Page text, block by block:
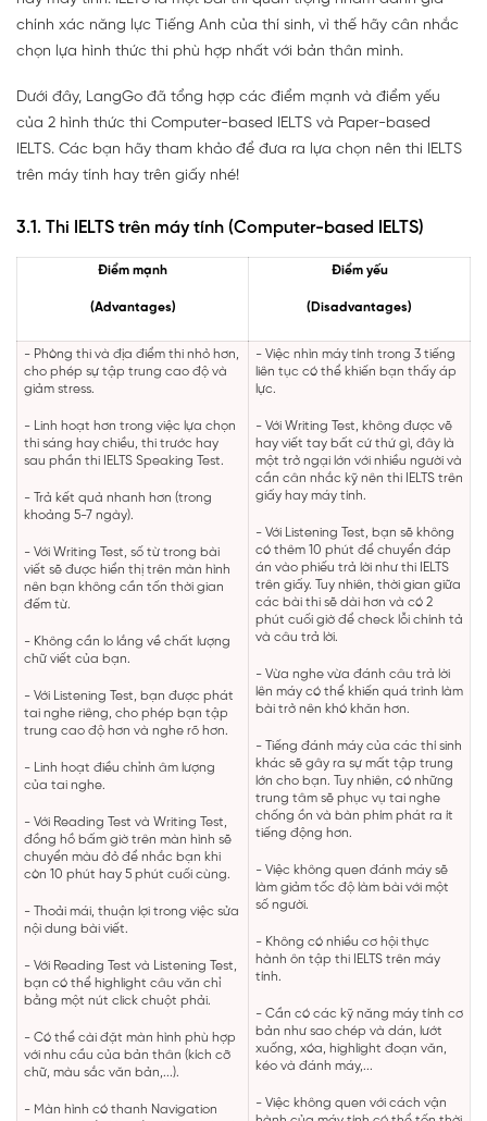
chính xác năng lực Tiếng Anh của thí sinh, vì thế hãy cân nhắc
chọn lựa hình thức thi phù hợp nhất với bản thân mình.
Dưới đây, LangGo đã tổng hợp các điểm mạnh và điểm yếu
của 2 hình thức thi Computer-based IELTS và Paper-based
IELTS. Các bạn hãy tham khảo để đưa ra lựa chọn nên thi IELTS
trên máy tính hay trên giấy nhé!
3.1. Thi IELTS trên máy tính (Computer-based IELTS)
Điểm mạnh
(Advantages)
Điểm yếu
(Disadvantages)
- Phòng thi và địa điểm thi nhỏ hơn,
cho phép sự tập trung cao độ và
giảm stress.
- Linh hoạt hơn trong việc lựa chọn
thi sáng hay chiều, thi trước hay
sau phần thi IELTS Speaking Test.
- Trả kết quả nhanh hơn (trong
khoảng 5-7 ngày).
- Với Writing Test, số từ trong bài
viết sẽ được hiển thị trên màn hình
nên bạn không cần tốn thời gian
đếm từ.
- Không cần lo lắng về chất lượng
chữ viết của bạn.
- Với Listening Test, bạn được phát
tai nghe riêng, cho phép bạn tập
trung cao độ hơn và nghe rõ hơn.
- Linh hoạt điều chỉnh âm lượng
của tai nghe.
- Với Reading Test và Writing Test,
đồng hồ bấm giờ trên màn hình sẽ
chuyển màu đỏ để nhắc bạn khi
còn 10 phút hay 5 phút cuối cùng.
- Thoải mái, thuận lợi trong việc sửa
nội dung bài viết.
- Với Reading Test và Listening Test,
bạn có thể highlight câu văn chỉ
bằng một nút click chuột phải.
- Có thể cài đặt màn hình phù hợp
với nhu cầu của bản thân (kích cỡ
chữ, màu sắc văn bản,...).
- Màn hình có thanh Navigation
- Việc nhìn máy tính trong 3 tiếng
liên tục có thể khiến bạn thấy áp
lực.
- Với Writing Test, không được vẽ
hay viết tay bất cứ thứ gì, đây là
một trở ngại lớn với nhiều người và
cần cân nhắc kỹ nên thi IELTS trên
giấy hay máy tính.
- Với Listening Test, bạn sẽ không
có thêm 10 phút để chuyển đáp
án vào phiếu trả lời như thi IELTS
trên giấy. Tuy nhiên, thời gian giữa
các bài thi sẽ dài hơn và có 2
phút cuối giờ để check lỗi chính tả
và câu trả lời.
- Vừa nghe vừa đánh câu trả lời
lên máy có thể khiến quá trình làm
bài trở nên khó khăn hơn.
- Tiếng đánh máy của các thí sinh
khác sẽ gây ra sự mất tập trung
lớn cho bạn. Tuy nhiên, có những
trung tâm sẽ phục vụ tai nghe
chống ồn và bàn phím phát ra ít
tiếng động hơn.
- Việc không quen đánh máy sẽ
làm giảm tốc độ làm bài với một
số người.
- Không có nhiều cơ hội thực
hành ôn tập thi IELTS trên máy
tính.
- Cần có các kỹ năng máy tính cơ
bản như sao chép và dán, lướt
xuống, xóa, highlight đoạn văn,
kéo và đánh máy,...
- Việc không quen với cách vận